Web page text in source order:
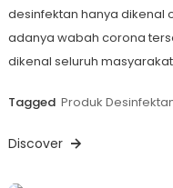
desinfektan hanya dikenal
adanya wabah corona
dikenal seluruh
Tagged Produk
Discover